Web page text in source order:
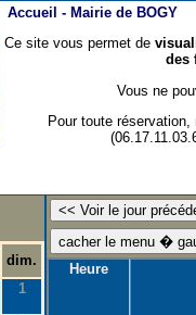
Accueil - Mairie de BOGY
Ce site vous permet de
des
Vous ne
Pour toute
dim.
1
Heure